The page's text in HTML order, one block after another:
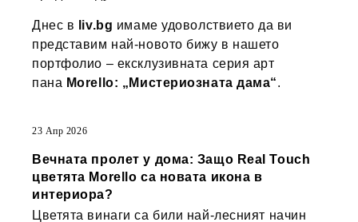
Днес в liv.bg имаме удоволствието да ви
представим най-новото бижу в нашето
портфолио – ексклузивната серия арт
пана Morello: „Мистериозната дама“.
23 Апр 2026
Вечната пролет у дома: Защо Real Touch
цветята Morello са новата икона в
интериора?
Цветята винаги са били най-лесният начин